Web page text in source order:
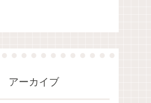
アーカイブ